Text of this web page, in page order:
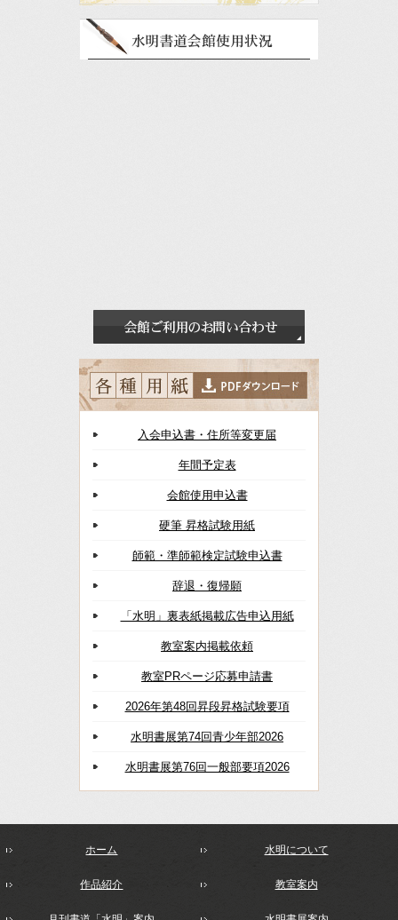
入会申込書・住所等変更届
年間予定表
会館使用申込書
硬筆 昇格試験用紙
師範・準師範検定試験申込書
辞退・復帰願
「水明」裏表紙掲載広告申込用紙
教室案内掲載依頼
教室PRページ応募申請書
2026年第48回昇段昇格試験要項
水明書展第74回青少年部2026
水明書展第76回一般部要項2026
ホーム 水明について
作品紹介 教室案内